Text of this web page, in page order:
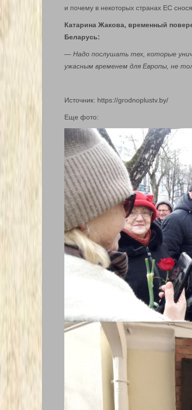
и почему в некоторых странах ЕС
Катарина Жакова, временный
Беларусь:
— Надо послушать тех, которые
ужасным временем для Европы, не
Источник: https://grodnoplustv.by/
Еще фото: